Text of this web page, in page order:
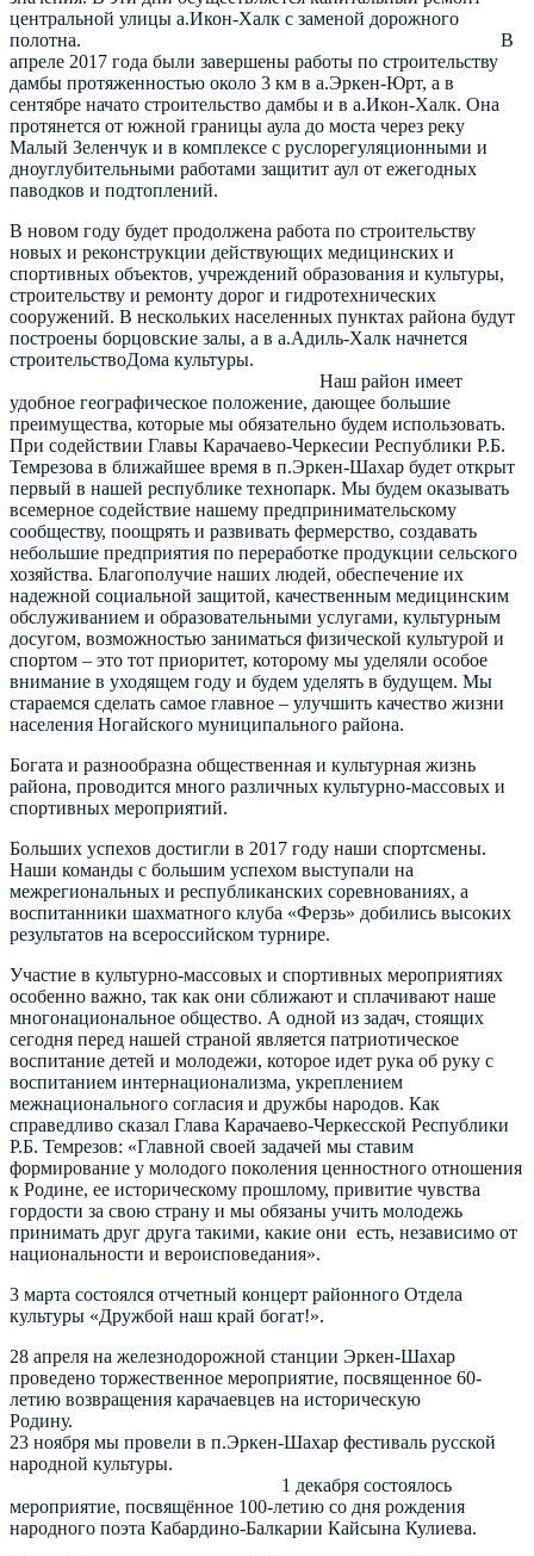
центральной улицы а.Икон-Халк с заменой дорожного
полотна. В
апреле 2017 года были завершены работы по строительству
дамбы протяженностью около 3 км в а.Эркен-Юрт, а в
сентябре начато строительство дамбы и в а.Икон-Халк. Она
протянется от южной границы аула до моста через реку
Малый Зеленчук и в комплексе с руслорегуляционными и
дноуглубительными работами защитит аул от ежегодных
паводков и подтоплений.
В новом году будет продолжена работа по строительству
новых и реконструкции действующих медицинских и
спортивных объектов, учреждений образования и культуры,
строительству и ремонту дорог и гидротехнических
сооружений. В нескольких населенных пунктах района будут
построены борцовские залы, а в а.Адиль-Халк начнется
строительствоДома культуры.
Наш район имеет
удобное географическое положение, дающее большие
преимущества, которые мы обязательно будем использовать.
При содействии Главы Карачаево-Черкесии Республики Р.Б.
Темрезова в ближайшее время в п.Эркен-Шахар будет открыт
первый в нашей республике технопарк. Мы будем оказывать
всемерное содействие нашему предпринимательскому
сообществу, поощрять и развивать фермерство, создавать
небольшие предприятия по переработке продукции сельского
хозяйства. Благополучие наших людей, обеспечение их
надежной социальной защитой, качественным медицинским
обслуживанием и образовательными услугами, культурным
досугом, возможностью заниматься физической культурой и
спортом – это тот приоритет, которому мы уделяли особое
внимание в уходящем году и будем уделять в будущем. Мы
стараемся сделать самое главное – улучшить качество жизни
населения Ногайского муниципального района.
Богата и разнообразна общественная и культурная жизнь
района, проводится много различных культурно-массовых и
спортивных мероприятий.
Больших успехов достигли в 2017 году наши спортсмены.
Наши команды с большим успехом выступали на
межрегиональных и республиканских соревнованиях, а
воспитанники шахматного клуба «Ферзь» добились высоких
результатов на всероссийском турнире.
Участие в культурно-массовых и спортивных мероприятиях
особенно важно, так как они сближают и сплачивают наше
многонациональное общество. А одной из задач, стоящих
сегодня перед нашей страной является патриотическое
воспитание детей и молодежи, которое идет рука об руку с
воспитанием интернационализма, укреплением
межнационального согласия и дружбы народов. Как
справедливо сказал Глава Карачаево-Черкесской Республики
Р.Б. Темрезов: «Главной своей задачей мы ставим
формирование у молодого поколения ценностного отношения
к Родине, ее историческому прошлому, привитие чувства
гордости за свою страну и мы обязаны учить молодежь
принимать друг друга такими, какие они есть, независимо от
национальности и вероисповедания».
3 марта состоялся отчетный концерт районного Отдела
культуры «Дружбой наш край богат!».
28 апреля на железнодорожной станции Эркен-Шахар
проведено торжественное мероприятие, посвященное 60-
летию возвращения карачаевцев на историческую
Родину.
23 ноября мы провели в п.Эркен-Шахар фестиваль русской
народной культуры.
1 декабря состоялось
мероприятие, посвящённое 100-летию со дня рождения
народного поэта Кабардино-Балкарии Кайсына Кулиева.